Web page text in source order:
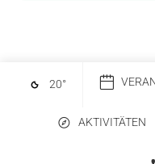
20°
AKTIVITÄTEN